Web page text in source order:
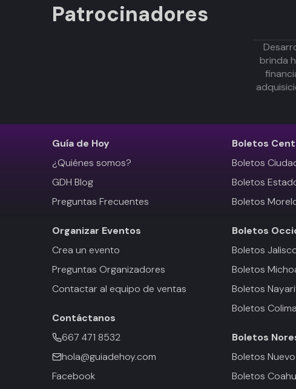
Patrocinadores
brinda
Guía de Hoy
¿Quiénes somos?
GDH Blog
Preguntas Frecuentes
Organizar Eventos
Crea un evento
Preguntas Organizadores
Contactar al equipo de ventas
Contáctanos
667 471 8532
hola@guiadehoy.com
Facebook
Boletos
Boletos
Boletos
Boletos
Boletos
Boletos
Boletos
Boletos
Boletos Colima
Boletos
Boletos
Boletos